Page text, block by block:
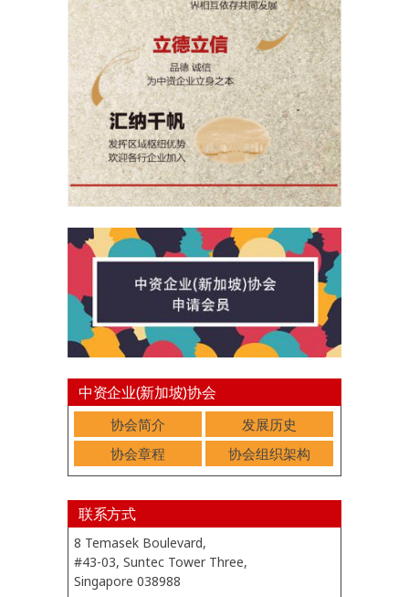
中资企业(新加坡)协会
协会简介
发展历史
协会章程
协会组织架构
联系方式
8 Temasek Boulevard,
#43-03, Suntec Tower Three,
Singapore 038988